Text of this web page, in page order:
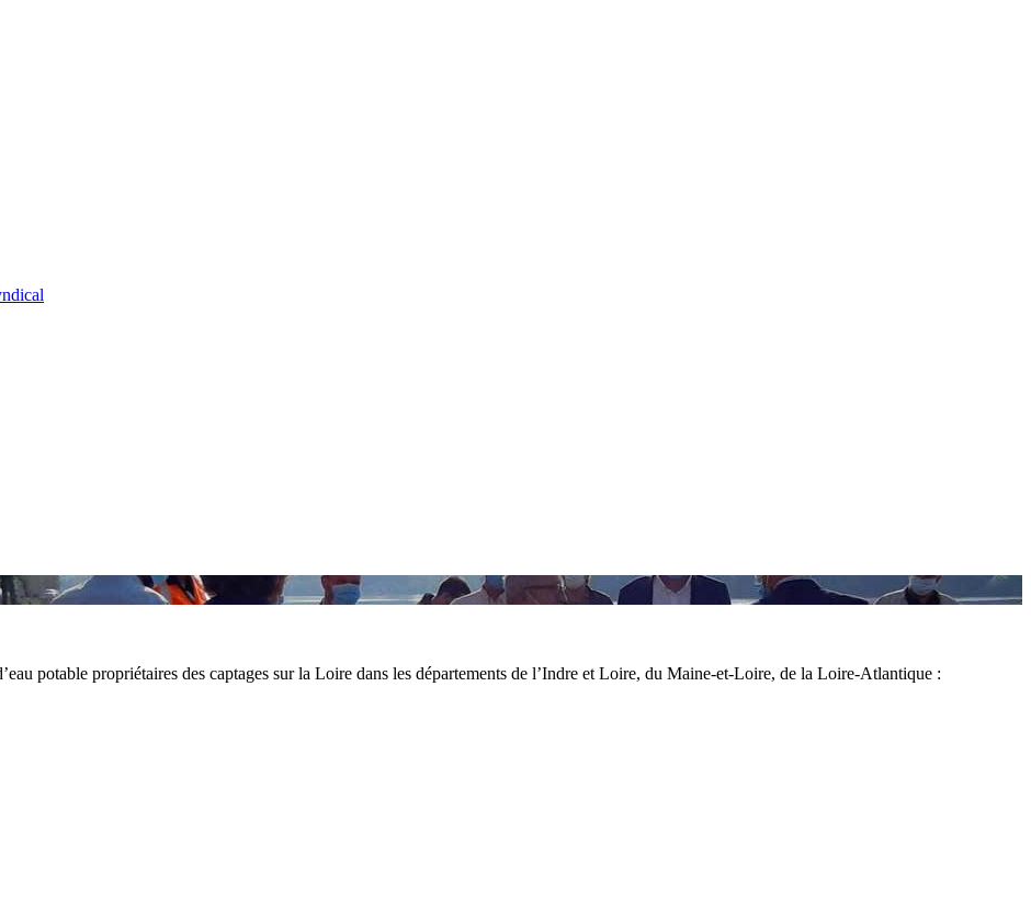
potable propriétaires des captages sur la Loire dans les départements de l’Indre et Loire, du Maine-et-Loire, de la Loire-Atlantique :